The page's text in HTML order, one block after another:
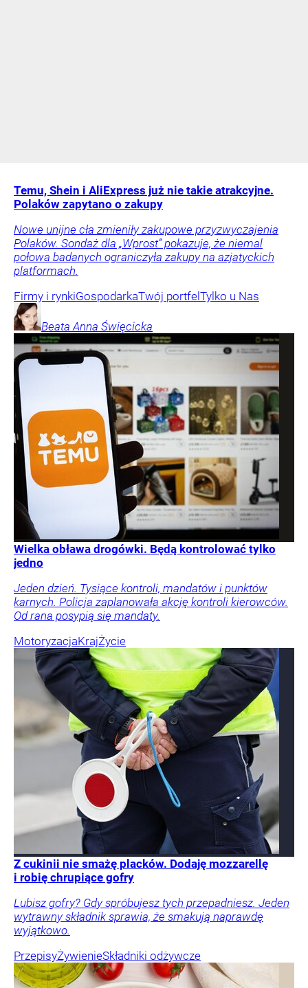
Temu, Shein i AliExpress już nie takie atrakcyjne.
Polaków zapytano o zakupy
Nowe unijne cła zmieniły zakupowe przyzwyczajenia
Polaków. Sondaż dla „Wprost” pokazuje, że niemal
połowa badanych ograniczyła zakupy na azjatyckich
platformach.
Firmy i rynkiGospodarkaTwój portfel Tylko u Nas
Beata Anna Święcicka
Wielka obława drogówki. Będą kontrolować tylko
jedno
Jeden dzień. Tysiące kontroli, mandatów i punktów
karnych. Policja zaplanowała akcję kontroli kierowców.
Od rana posypią się mandaty.
MotoryzacjaKrajŻycie
Z cukinii nie smażę placków. Dodaję mozzarellę
i robię chrupiące gofry
Lubisz gofry? Gdy spróbujesz tych przepadniesz. Jeden
wytrawny składnik sprawia, że smakują naprawdę
wyjątkowo.
PrzepisyŻywienieSkładniki odżywcze